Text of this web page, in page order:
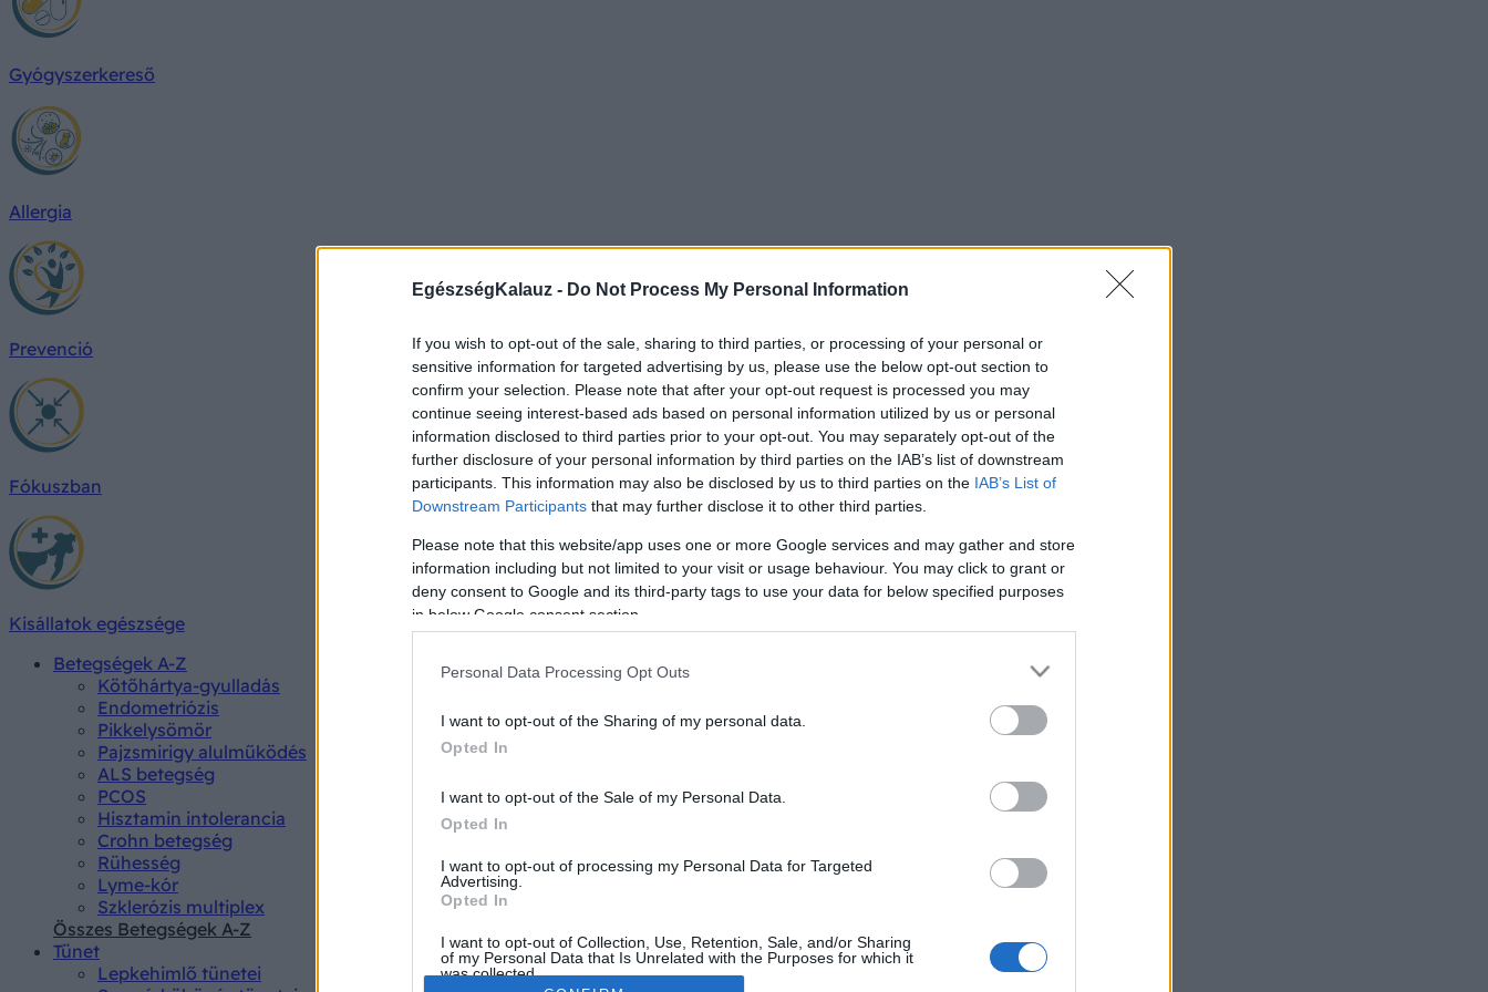
EgészségKalauz - Do Not Process My Personal Information
If you wish to opt-out of the sale, sharing to third parties, or processing of your personal or
sensitive information for targeted advertising by us, please use the below opt-out section to
confirm your selection. Please note that after your opt-out request is processed you may
continue seeing interest-based ads based on personal information utilized by us or personal
information disclosed to third parties prior to your opt-out. You may separately opt-out of the
further disclosure of your personal information by third parties on the IAB’s list of downstream
participants. This information may also be disclosed by us to third parties on the IAB’s List of
Downstream Participants that may further disclose it to other third parties.
Please note that this website/app uses one or more Google services and may gather and store
information including but not limited to your visit or usage behaviour. You may click to grant or
deny consent to Google and its third-party tags to use your data for below specified purposes
in below Google consent section.
Personal Data Processing Opt Outs
I want to opt-out of the Sharing of my personal data.
Opted In
I want to opt-out of the Sale of my Personal Data.
Opted In
I want to opt-out of processing my Personal Data for Targeted
Advertising.
Opted In
I want to opt-out of Collection, Use, Retention, Sale, and/or Sharing
of my Personal Data that Is Unrelated with the Purposes for which it
was collected.
Gyógyszerkereső
Allergia
Prevenció
Fókuszban
Kisállatok egészsége
Betegségek A-Z
Kötőhártya-gyulladás
Endometriózis
Pikkelysömör
Pajzsmirigy alulműködés
ALS betegség
PCOS
Hisztamin intolerancia
Crohn betegség
Rühesség
Lyme-kór
Szklerózis multiplex
Összes Betegségek A-Z
Tünet
Lepkehimlő tünetei